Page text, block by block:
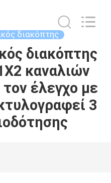
διακόπτης
διακόπτης
καναλιών
έλεγχο με
3